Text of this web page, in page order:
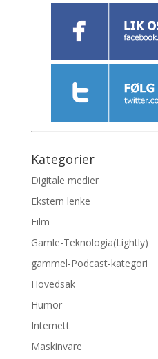
Kategorier
Digitale medier
Ekstern lenke
Film
Gamle-Teknologia(Lightly)
gammel-Podcast-kategori
Hovedsak
Humor
Internett
Maskinvare